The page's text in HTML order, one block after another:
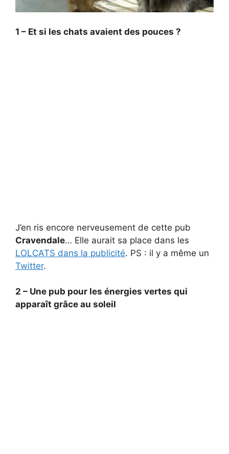
1 – Et si les chats avaient des pouces ?
J’en ris encore nerveusement de cette pub
Cravendale… Elle aurait sa place dans les
LOLCATS dans la publicité. PS : il y a même un
Twitter.
2 – Une pub pour les énergies vertes qui
apparaît grâce au soleil